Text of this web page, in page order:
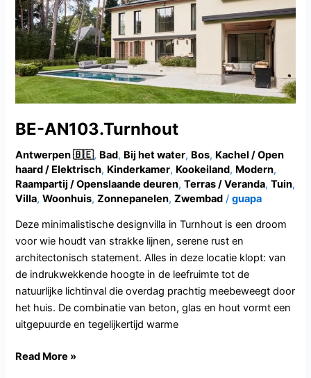
BE-AN103.Turnhout
Antwerpen 🇧🇪, Bad, Bij het water, Bos, Kachel / Open
haard / Elektrisch, Kinderkamer, Kookeiland, Modern,
Raampartij / Openslaande deuren,Terras / Veranda,Tuin,
Villa,Woonhuis,Zonnepanelen,Zwembad /guapa
Deze minimalistische designvilla in Turnhout is een droom
voor wie houdt van strakke lijnen, serene rust en
architectonisch statement. Alles in deze locatie klopt: van
de indrukwekkende hoogte in de leefruimte tot de
natuurlijke lichtinval die overdag prachtig meebeweegt door
het huis. De combinatie van beton, glas en hout vormt een
uitgepuurde en tegelijkertijd warme
Read More »